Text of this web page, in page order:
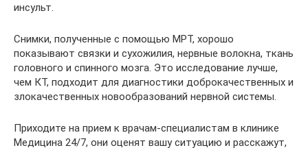
инсульт.
Снимки, полученные с помощью МРТ, хорошо
показывают связки и сухожилия, нервные волокна, ткань
головного и спинного мозга. Это исследование лучше,
чем КТ, подходит для диагностики доброкачественных и
злокачественных новообразований нервной системы.
Приходите на прием к врачам-специалистам в клинике
Медицина 24/7, они оценят вашу ситуацию и расскажут,